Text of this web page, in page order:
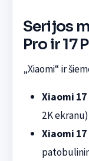
Serijos
Pro ir 17
„Xiaomi“ ir
Xiaomi 17
2K ekranu)
Xiaomi 17